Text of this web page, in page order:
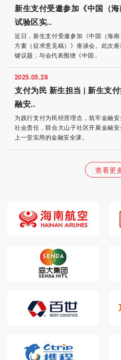
新生支付受邀参加《中国（
试验区实..
近日，新生支付受邀参加《中国（海
方案（征求意见稿）》座谈会。此次
键议题，与会代表围绕《中国..
2025.05.28
支付为民 新生担当 | 新生支
融安..
为践行支付为民经营理念，筑牢金融
社会责任，联合大山子社区开展金融
上一堂实用的金融安全课。
查看更